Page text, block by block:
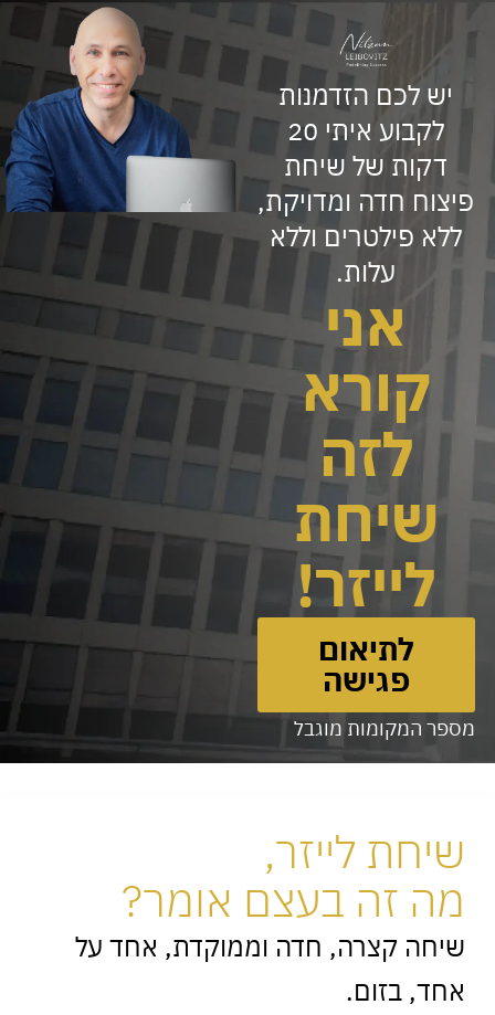
לייזר
-
ניצן
ליבוביץ
יש לכם הזדמנות
לקבוע איתי 20
דקות של שיחת
פיצוח חדה ומדויקת,
ללא פילטרים וללא
עלות.
אני
קורא
לזה
שיחת
לייזר!
לתיאום
פגישה
מספר המקומות מוגבל
שיחת לייזר,
מה זה בעצם אומר?
שיחה קצרה, חדה וממוקדת, אחד על
אחד, בזום.